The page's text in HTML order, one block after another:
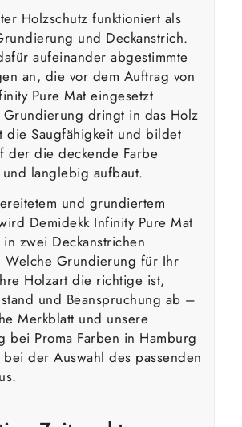
Holzschutz funktioniert als
und Deckanstrich.
aufeinander abgestimmte
an, die vor dem Auftrag von
Pure Mat eingesetzt
dringt in das Holz
die Saugfähigkeit und bildet
der die deckende Farbe
langlebig aufbaut.
und grundiertem
Demidekk Infinity Pure Mat
zwei Deckanstrichen
Welche Grundierung für Ihr
Holzart die richtige ist,
und Beanspruchung ab –
Merkblatt und unsere
bei Proma Farben in Hamburg
der Auswahl des passenden